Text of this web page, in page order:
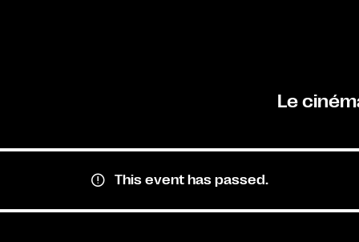
Le
This event has passed.